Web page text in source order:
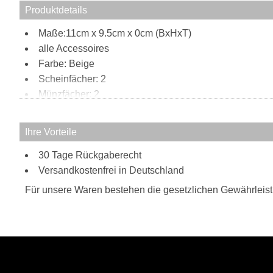
Produktdetails
Maße:11cm x 9.5cm x 0cm (BxHxT)
alle Accessoires
Farbe: Beige
Scheinfächer: 2
Münzfächer: 2
Innen:
2 Kartensteckfächer
Ausweisfach
2 größere Steckfächer
Münzfach mit Reißverschluss
Ihre Vorteile
30 Tage Rückgaberecht
Versandkostenfrei in Deutschland
Für unsere Waren bestehen die gesetzlichen